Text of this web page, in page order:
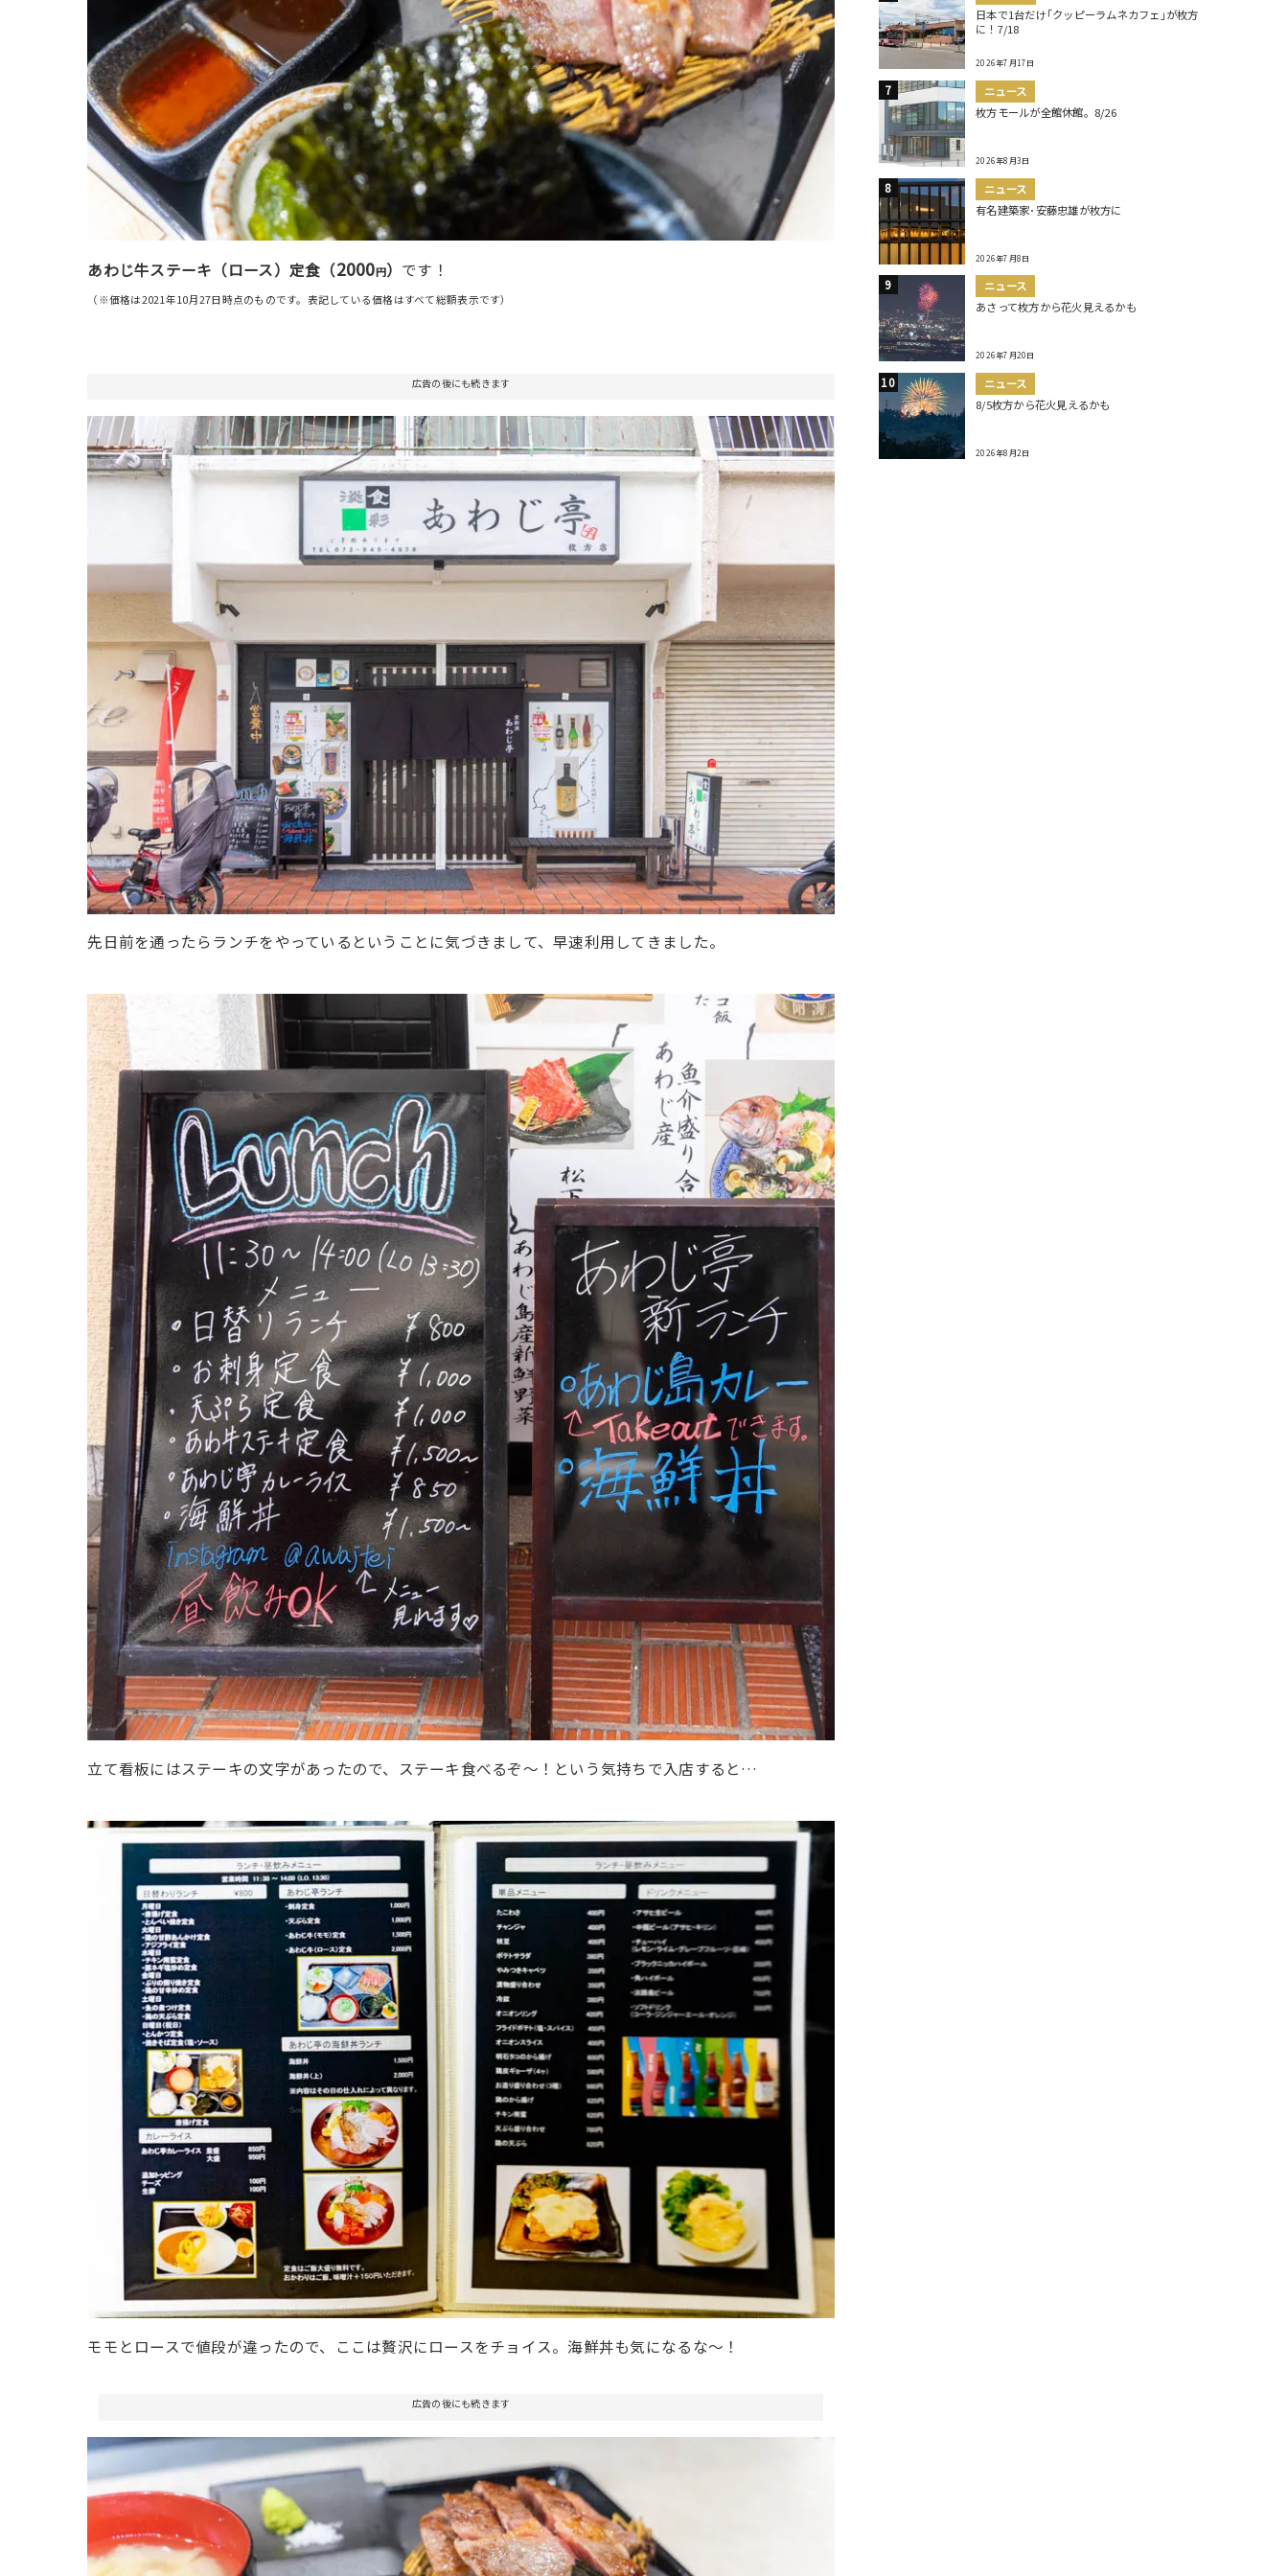
あわじ牛ステーキ（ロース）定食（2000円） です！
（※価格は2021年10月27日時点のものです。表記している価格はすべて総額表示です）
広告の後にも続きます
先日前を通ったらランチをやっているということに気づきまして、早速利用してきました。
立て看板にはステーキの文字があったので、ステーキ食べるぞ〜！という気持ちで入店すると…
モモとロースで値段が違ったので、ここは贅沢にロースをチョイス。海鮮丼も気になるな〜！
広告の後にも続きます
日本で1台だけ｢クッピーラムネカフェ｣が枚方
に！7/18
2026年7月17日
ニュース
枚方モールが全館休館。8/26
2026年8月3日
ニュース
有名建築家･安藤忠雄が枚方に
2026年7月8日
ニュース
あさって枚方から花火見えるかも
2026年7月20日
ニュース
8/5枚方から花火見えるかも
2026年8月2日